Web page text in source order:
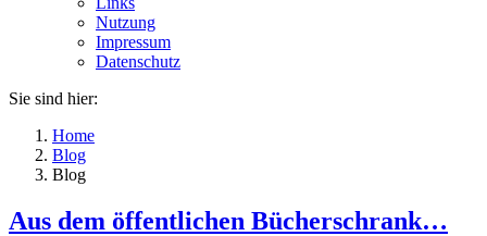
Nutzung
Impressum
Datenschutz
Sie sind hier:
Home
Blog
Blog
Aus dem öffentlichen Bücherschrank…